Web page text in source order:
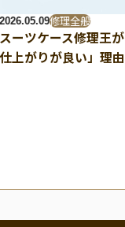
2026.05.09修理全般
スーツケース修理王
仕上がりが良い」理